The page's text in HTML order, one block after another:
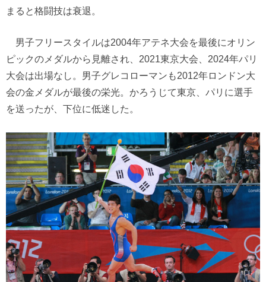
まると格闘技は衰退。
男子フリースタイルは2004年アテネ大会を最後にオリン
ピックのメダルから見離され、2021東京大会、2024年パリ
大会は出場なし。男子グレコローマンも2012年ロンドン大
会の金メダルが最後の栄光。かろうじて東京、パリに選手
を送ったが、下位に低迷した。